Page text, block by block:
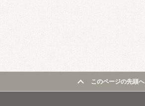
このページの先頭へ